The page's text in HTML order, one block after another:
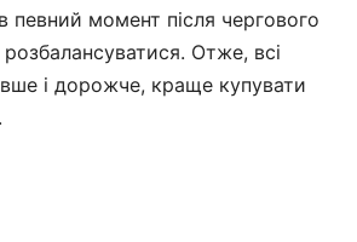
певний момент після чергового
Отже, всі
і дорожче, краще купувати